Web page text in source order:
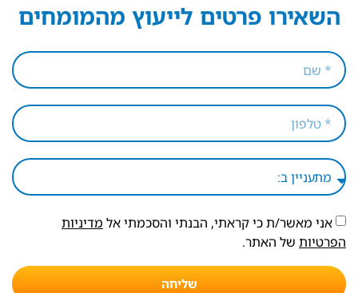
השאירו פרטים לייעוץ מהמומחים
אני מאשר/ת כי קראתי, הבנתי והסכמתי אל מדיניות
הפרטיות של האתר.
שליחה